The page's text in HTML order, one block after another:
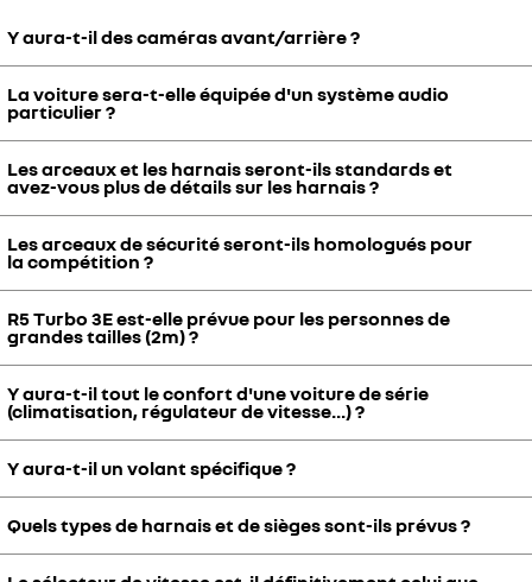
Y aura-t-il des caméras avant/arrière ?
Il y aura bien un radar de stationnement arrière mais pas de
caméras.
La voiture sera-t-elle équipée d'un système audio
particulier ?
La voiture disposera de son système sonore spécifique,
actuellement en cours de développement.
Les arceaux et les harnais seront-ils standards et
avez-vous plus de détails sur les harnais ?
Ils seront bien standards. Ce sont des harnais 6 points qui seront
présents sur les sièges conducteur et passager.
Les arceaux de sécurité seront-ils homologués pour
la compétition ?
Non, il n'est pas prévu que l'arceau soit homologué par la
Fédération Internationale Automobile.
R5 Turbo 3E est-elle prévue pour les personnes de
grandes tailles (2m) ?
Oui, une personne de grande taille pourra s'installer à bord. Le siège
baquet dispose d'un réglage en hauteur mécanique à 3 positions.
Y aura-t-il tout le confort d'une voiture de série
(climatisation, régulateur de vitesse...) ?
La voiture sera utilisable pour des petits trajets ou pour des
déplacements plus longs, elle disposera de la climatisation, du
régulateur de vitesse adaptatif, de la radio, de la navigation et de
quelques espaces de rangement.
Y aura-t-il un volant spécifique ?
Ce n'est pas un volant standard de Renault 5, c'est celui qui est
utilisé par Alpine sur ses A290 et ses A390 et qui nous permet de
disposer de la molette de réglage du freinage récupératif ainsi que
Quels types de harnais et de sièges sont-ils prévus ?